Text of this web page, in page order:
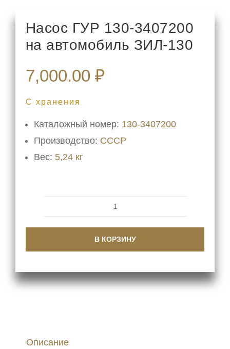
Насос ГУР 130-3407200
на автомобиль ЗИЛ-130
7,000.00 ₽
С хранения
Каталожный номер: 130-3407200
Производство: СССР
Вес: 5,24 кг
товара
130-
В КОРЗИНУ
Описание